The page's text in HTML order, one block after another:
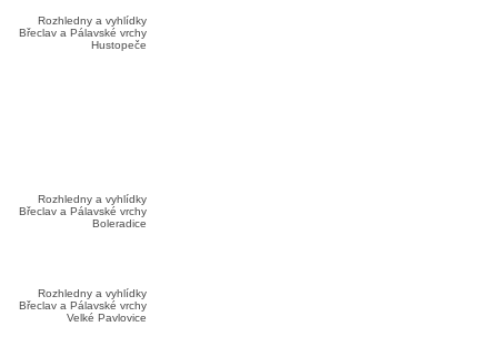
Rozhledny a vyhlídky
Břeclav a Pálavské vrchy
Hustopeče
Rozhledny a vyhlídky
Břeclav a Pálavské vrchy
Boleradice
Rozhledny a vyhlídky
Břeclav a Pálavské vrchy
Velké Pavlovice